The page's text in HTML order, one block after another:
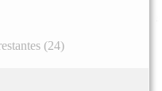
(24)